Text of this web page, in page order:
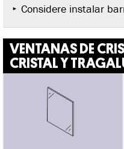
Considere instalar
VENTANAS DE
CRISTAL Y